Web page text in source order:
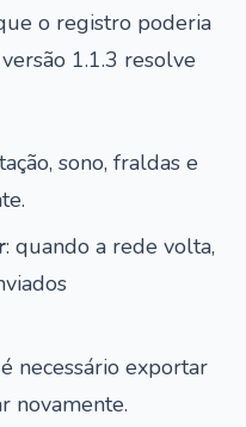
o registro poderia
1.1.3 resolve
sono, fraldas e
: quando a rede volta,
necessário exportar
novamente.